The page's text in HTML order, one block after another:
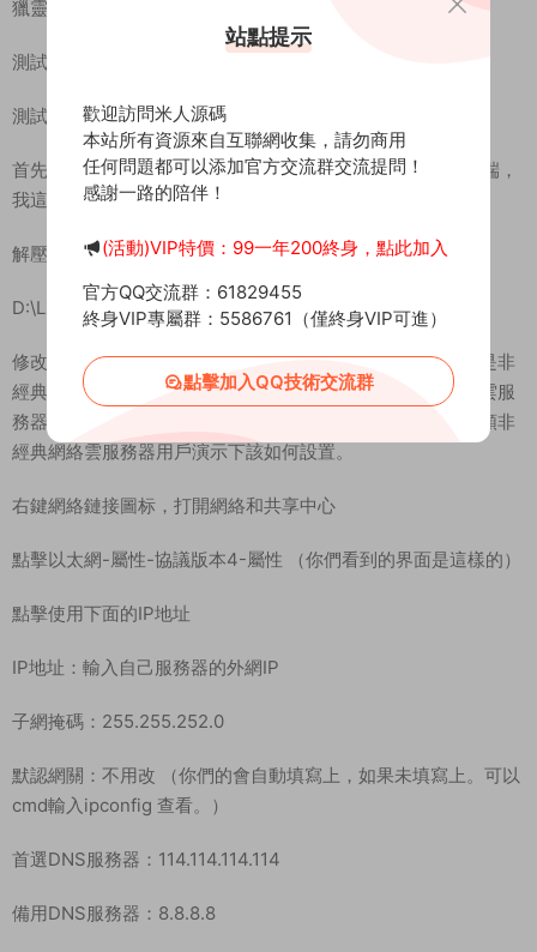
獵靈OL端遊 《獵靈OL》 WIN 搭建教程
測試系統：Windows Server 2019
測試IP：192.168.2.166 （外網架設和局網架設方法一樣）
首先進入我們官網：MiR6.com 搜索《獵靈OL》下載好服務端，
我這裏已事先下載好了
解壓服務端到D盤根目錄：
D:\LL
修改網絡配置（經典網絡或物理機無需操作此步驟）如果你是非
經典網絡雲服務器，就一定需要設置，我是用的是經典網絡雲服
務器所以無需設置，但是還是給使用例如阿裏雲或騰訊雲這類非
經典網絡雲服務器用戶演示下該如何設置。
右鍵網絡鏈接圖标，打開網絡和共享中心
點擊以太網-屬性-協議版本4-屬性 （你們看到的界面是這樣的）
點擊使用下面的IP地址
IP地址：輸入自己服務器的外網IP
子網掩碼：255.255.252.0
默認網關：不用改 （你們的會自動填寫上，如果未填寫上。可以
cmd輸入ipconfig 查看。）
首選DNS服務器：114.114.114.114
備用DNS服務器：8.8.8.8
站點提示
歡迎訪問米人源碼
本站所有資源來自互聯網收集，請勿商用
任何問題都可以添加官方交流群交流提問！
感謝一路的陪伴！
(活動)VIP特價：99一年200終身，點此加入
官方QQ交流群：61829455
終身VIP專屬群：5586761（僅終身VIP可進）
點擊加入QQ技術交流群